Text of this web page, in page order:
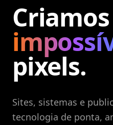
pixels.
Sites, sistemas e
tecnologia de ponta,